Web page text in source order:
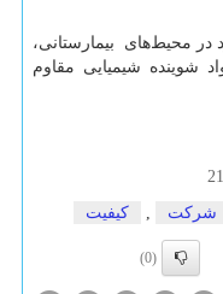
در محیط‌های بیمارستانی،
شوینده شیمیایی مقاوم
شركت كیفیت
(0)